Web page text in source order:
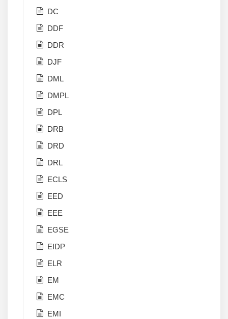
DC
DDF
DDR
DJF
DML
DMPL
DPL
DRB
DRD
DRL
ECLS
EED
EEE
EGSE
EIDP
ELR
EM
EMC
EMI